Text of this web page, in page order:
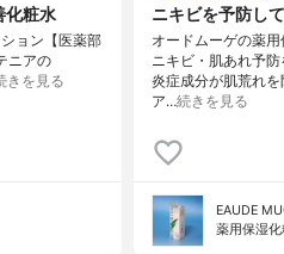
化粧水
ョン【医薬部
ニアの
きを見る
ニキビを予防し
オードムーゲの薬
ニキビ・肌あれ予
炎症成分が肌荒れを
ア…続きを見る
EAUDE
薬用保湿